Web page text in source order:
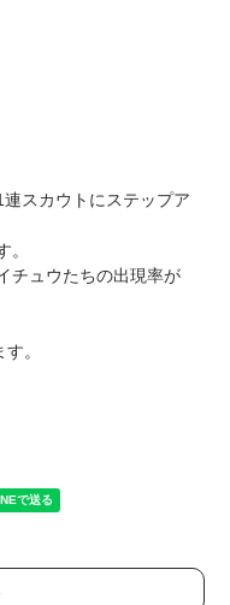
スカウトにステップア
。
チュウたちの出現率が
。